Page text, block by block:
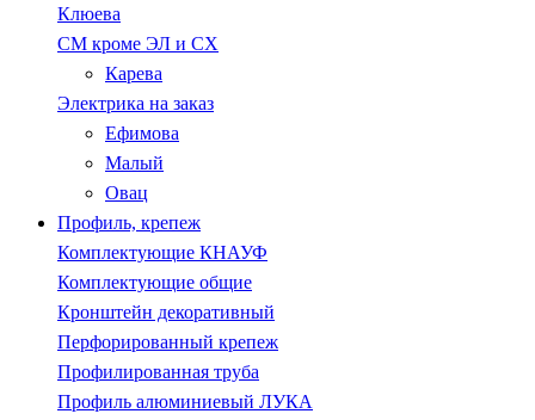
Клюева
СМ кроме ЭЛ и СХ
Карева
Электрика на заказ
Ефимова
Малый
Овац
Профиль, крепеж
Комплектующие КНАУФ
Комплектующие общие
Кронштейн декоративный
Перфорированный крепеж
Профилированная труба
Профиль алюминиевый ЛУКА